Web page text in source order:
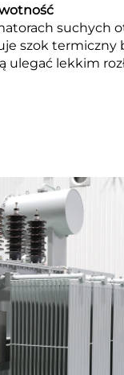
suchych
szok
lekkim